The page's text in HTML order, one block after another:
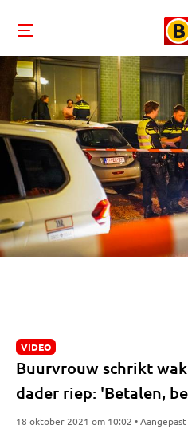
VIDEO
Buurvrouw schrikt
dader riep: 'Betalen,
18 oktober 2021 om 10:02 •